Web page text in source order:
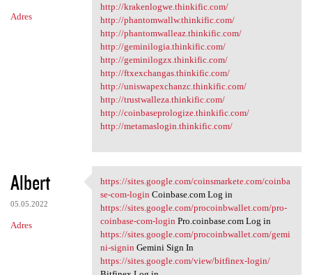
Adres
http://krakenlogwe.thinkific.com/
http://phantomwallw.thinkific.com/
http://phantomwalleaz.thinkific.com/
http://geminilogia.thinkific.com/
http://geminilogzx.thinkific.com/
http://ftxexchangas.thinkific.com/
http://uniswapexchanzc.thinkific.com/
http://trustwalleza.thinkific.com/
http://coinbaseprologize.thinkific.com/
http://metamaslogin.thinkific.com/
Albert
05.05.2022
Adres
https://sites.google.com
https://sites.google.com/coinsmarkete.com/coinba
se-com-login Coinbase.com Log in
https://sites.google.com/procoinbwallet.com/pro-
coinbase-com-login Pro.coinbase.com Log in
https://sites.google.com/procoinbwallet.com/gemi
ni-signin Gemini Sign In
https://sites.google.com/view/bitfinex-login/